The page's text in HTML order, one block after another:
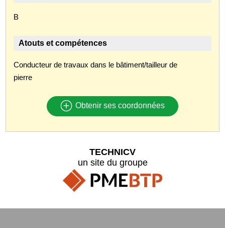
B
Atouts et compétences
Conducteur de travaux dans le bâtiment/tailleur de
pierre
Obtenir ses coordonnées
TECHNICV
un site du groupe